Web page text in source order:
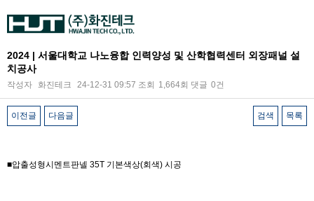
2024 | 서울대학교 나노융합 인력양성 및 산학협력센터 외장패널 설
치공사
작성자 화진테크 24-12-31 09:57 조회 1,664회 댓글 0건
이전글 다음글 검색 목록
■압출성형시멘트판넬 35T 기본색상(회색) 시공